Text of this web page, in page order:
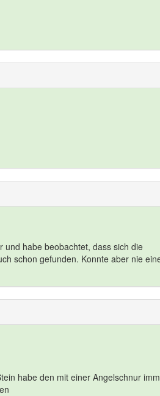
und habe beobachtet, dass sich die
schon gefunden. Konnte aber nie
habe den mit einer Angelschnur